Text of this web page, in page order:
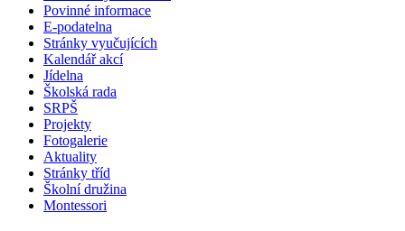
Povinné informace
E-podatelna
Stránky vyučujících
Kalendář akcí
Jídelna
Školská rada
SRPŠ
Projekty
Fotogalerie
Aktuality
Stránky tříd
Školní družina
Montessori